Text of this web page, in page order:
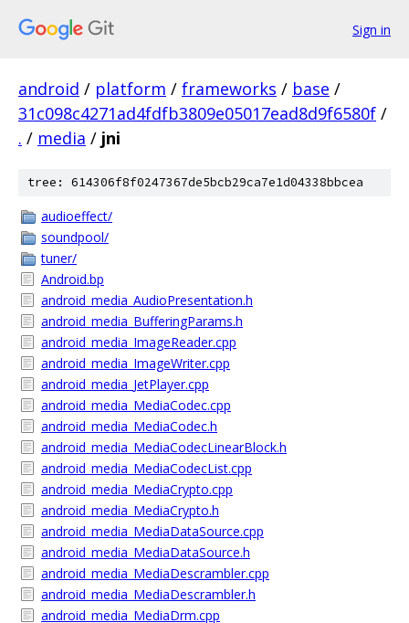
Sign in
android / platform / frameworks / base /
31c098c4271ad4fdfb3809e05017ead8d9f6580f /
. / media / jni
tree: 614306f8f0247367de5bcb29ca7e1d04338bbcea
audioeffect/
soundpool/
tuner/
Android.bp
android_media_AudioPresentation.h
android_media_BufferingParams.h
android_media_ImageReader.cpp
android_media_ImageWriter.cpp
android_media_JetPlayer.cpp
android_media_MediaCodec.cpp
android_media_MediaCodec.h
android_media_MediaCodecLinearBlock.h
android_media_MediaCodecList.cpp
android_media_MediaCrypto.cpp
android_media_MediaCrypto.h
android_media_MediaDataSource.cpp
android_media_MediaDataSource.h
android_media_MediaDescrambler.cpp
android_media_MediaDescrambler.h
android_media_MediaDrm.cpp